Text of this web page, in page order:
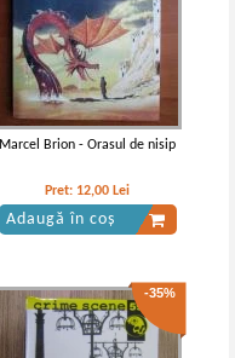
Marcel Brion - Orasul de nisip
Pret: 12,00 Lei
Adaugă în coș
-35%